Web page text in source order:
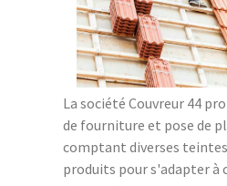
La société Couvreur 44
de fourniture et pose de
comptant diverses
produits pour s'adapter à